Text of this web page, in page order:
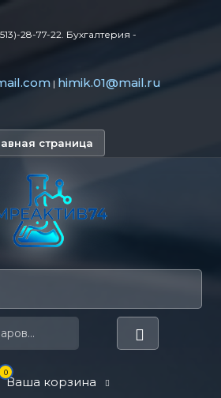
28-77-22. Бухгалтерия -
| himik.01@mail.ru
страница
0
Ваша корзина